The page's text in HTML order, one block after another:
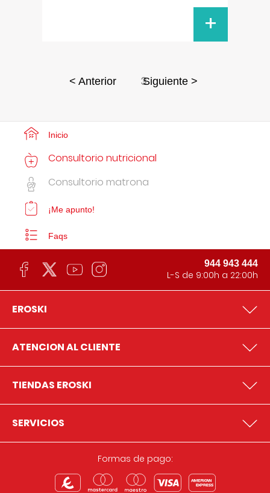
+
< Anterior 3Siguiente >
Inicio
Consultorio nutricional
Consultorio matrona
¡Me apunto!
Faqs
944 943 444
L-S de 9:00h a 22:00h
EROSKI
ATENCION AL CLIENTE
TIENDAS EROSKI
SERVICIOS
Formas de pago: